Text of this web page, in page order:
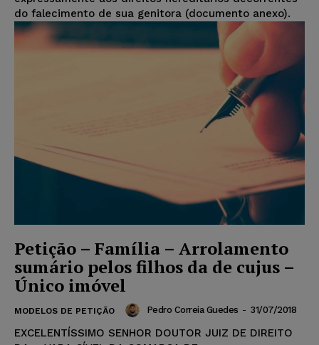
do falecimento de sua genitora (documento anexo).
Petição – Família – Arrolamento
sumário pelos filhos da de cujus –
Único imóvel
MODELOS DE PETIÇÃO Pedro Correia Guedes - 31/07/2018
EXCELENTÍSSIMO SENHOR DOUTOR JUIZ DE DIREITO